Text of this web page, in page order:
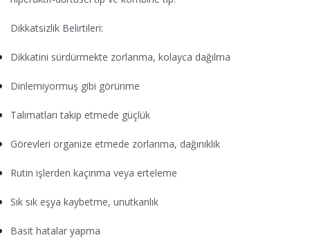
Dikkatsizlik Belirtileri:
Dikkatini sürdürmekte zorlanma, kolayca dağılma
Dinlemiyormuş gibi görünme
Talimatları takip etmede güçlük
Görevleri organize etmede zorlanma, dağınıklık
Rutin işlerden kaçınma veya erteleme
Sık sık eşya kaybetme, unutkanlık
Basit hatalar yapma